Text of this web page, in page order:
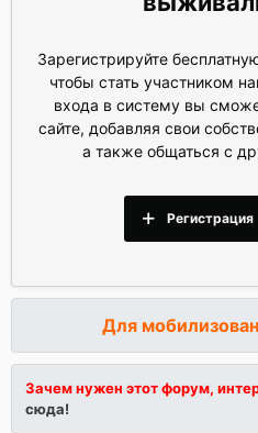
Зарегистрируйте
чтобы стать участником
входа в систему вы
сайте, добавляя свои
а также общаться с
Регистрация
Для
Зачем нужен этот форум,
сюда!